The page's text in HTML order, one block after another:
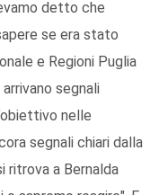
detto che
se era stato
e Regioni Puglia
segnali
nelle
segnali chiari dalla
ritrova a Bernalda